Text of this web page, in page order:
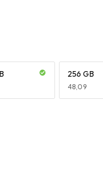
256 GB
EUR
48,09